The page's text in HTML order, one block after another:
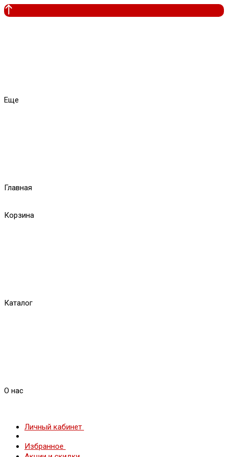
Еще
Главная
Корзина
Каталог
О нас
Личный кабинет
Избранное